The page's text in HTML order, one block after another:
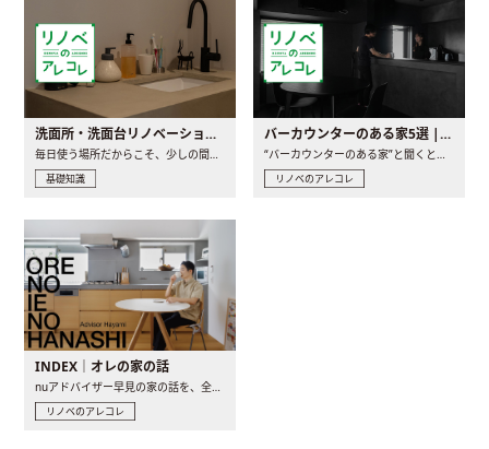
洗面所・洗面台リノベーションの事例と間取りアイデア
毎日使う場所だからこそ、少しの間取りの工夫や素材の選び方で..
基礎知識
バーカウンターのある家5選 | 日常に馴染む“距離の近い”キッチンとは
“バーカウンターのある家”と聞くと、少し特別な、大人のための..
リノベのアレコレ
INDEX｜オレの家の話
nuアドバイザー早見の家の話を、全4話でお届け。リノベーションを..
リノベのアレコレ